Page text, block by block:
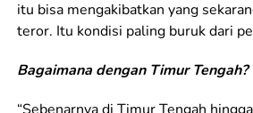
itu bisa mengakibatkan yang
teror. Itu kondisi paling buruk dari
Bagaimana dengan Timur Tengah?